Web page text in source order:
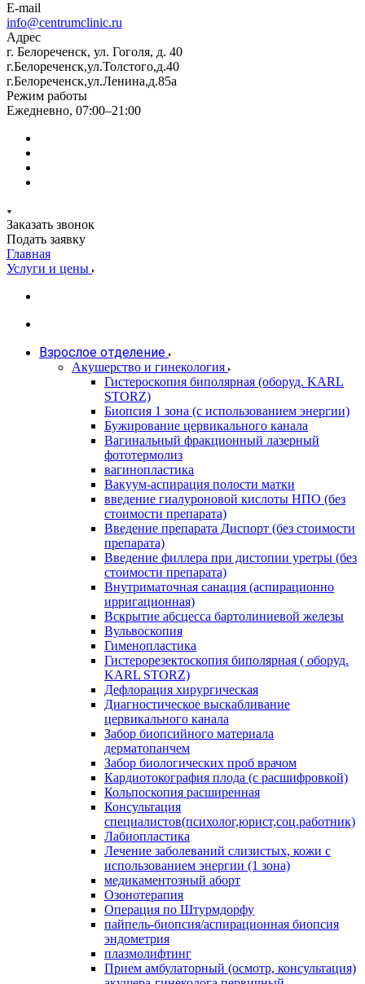
E-mail
info@centrumclinic.ru
Адрес
г. Белореченск, ул. Гоголя, д. 40
г.Белореченск,ул.Толстого,д.40
г.Белореченск,ул.Ленина,д.85а
Режим работы
Ежедневно, 07:00–21:00
Заказать звонок
Подать заявку
Главная
Услуги и цены
Взрослое отделение
Акушерство и гинекология
Гистероскопия биполярная (оборуд. KARL
STORZ)
Биопсия 1 зона (с использованием энергии)
Бужирование цервикального канала
Вагинальный фракционный лазерный
фототермолиз
вагинопластика
Вакуум-аспирация полости матки
введение гиалуроновой кислоты НПО (без
стоимости препарата)
Введение препарата Диспорт (без стоимости
препарата)
Введение филлера при дистопии уретры (без
стоимости препарата)
Внутриматочная санация (аспирационно
ирригационная)
Вскрытие абсцесса бартолиниевой железы
Вульвоскопия
Гименопластика
Гистерорезектоскопия биполярная ( оборуд.
KARL STORZ)
Дефлорация хирургическая
Диагностическое выскабливание
цервикального канала
Забор биопсийного материала
дерматопанчем
Забор биологических проб врачом
Кардиотокография плода (с расшифровкой)
Кольпоскопия расширенная
Консультация
специалистов(психолог,юрист,соц.работник)
Лабиопластика
Лечение заболеваний слизистых, кожи с
использованием энергии (1 зона)
медикаментозный аборт
Озонотерапия
Операция по Штурмдорфу
пайпель-биопсия/аспирационная биопсия
эндометрия
плазмолифтинг
Прием амбулаторный (осмотр, консультация)